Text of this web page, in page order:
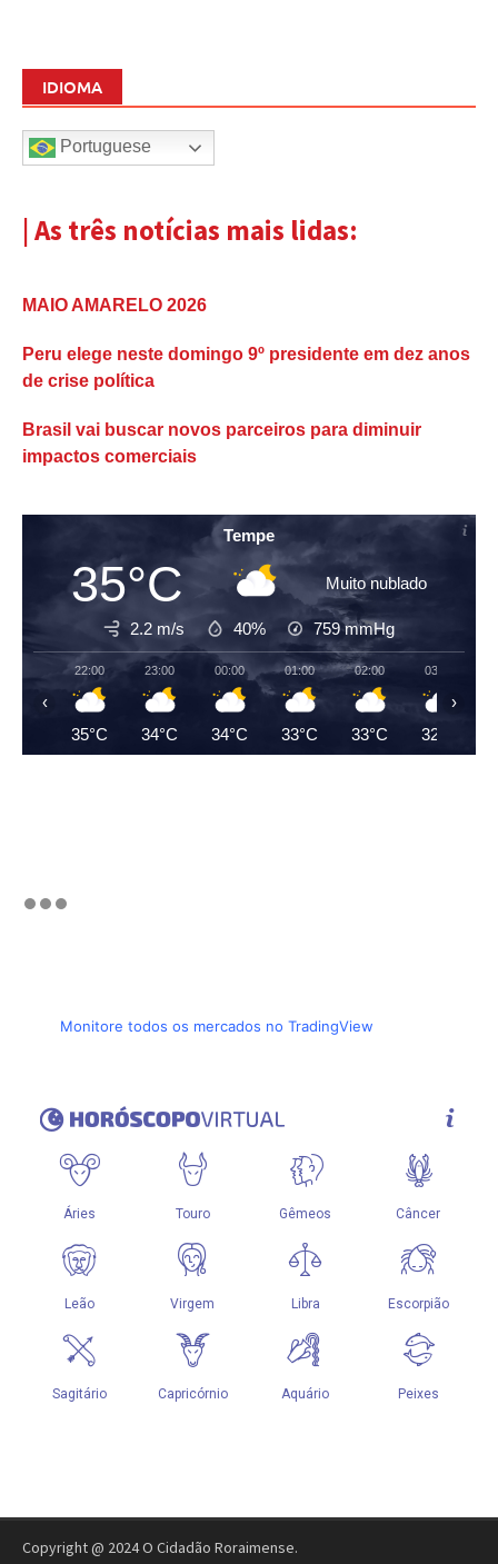
IDIOMA
Portuguese
| As três notícias mais lidas:
MAIO AMARELO 2026
Peru elege neste domingo 9º presidente em dez anos
de crise política
Brasil vai buscar novos parceiros para diminuir
impactos comerciais
Tempe
35°C Muito nublado
2.2 m/s 40% 759mmHg
22:00
35°C
23:00
34°C
00:00
34°C
01:00
33°C
02:00
33°C
03:00
32°C
‹ ›
Monitore todos os mercados no TradingView
Copyright @ 2024 O Cidadão Roraimense.